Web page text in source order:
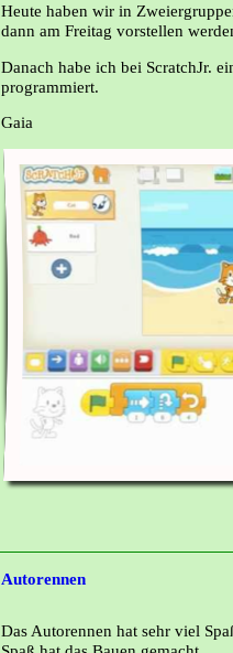
Heute haben wir in
dann am Freitag vorstellen
Danach habe ich bei ScratchJr.
programmiert.
Gaia
Autorennen
Das Autorennen hat sehr viel